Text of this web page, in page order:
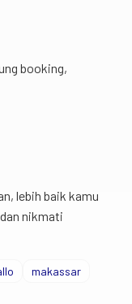
booking,
lebih baik kamu
nikmati
makassar